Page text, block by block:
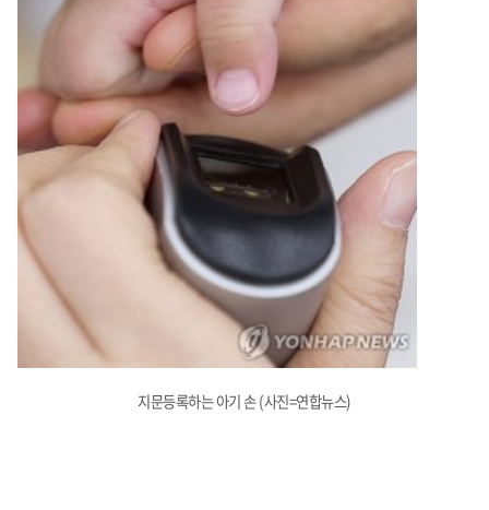
지문등록하는 아기 손 (사진=연합뉴스)